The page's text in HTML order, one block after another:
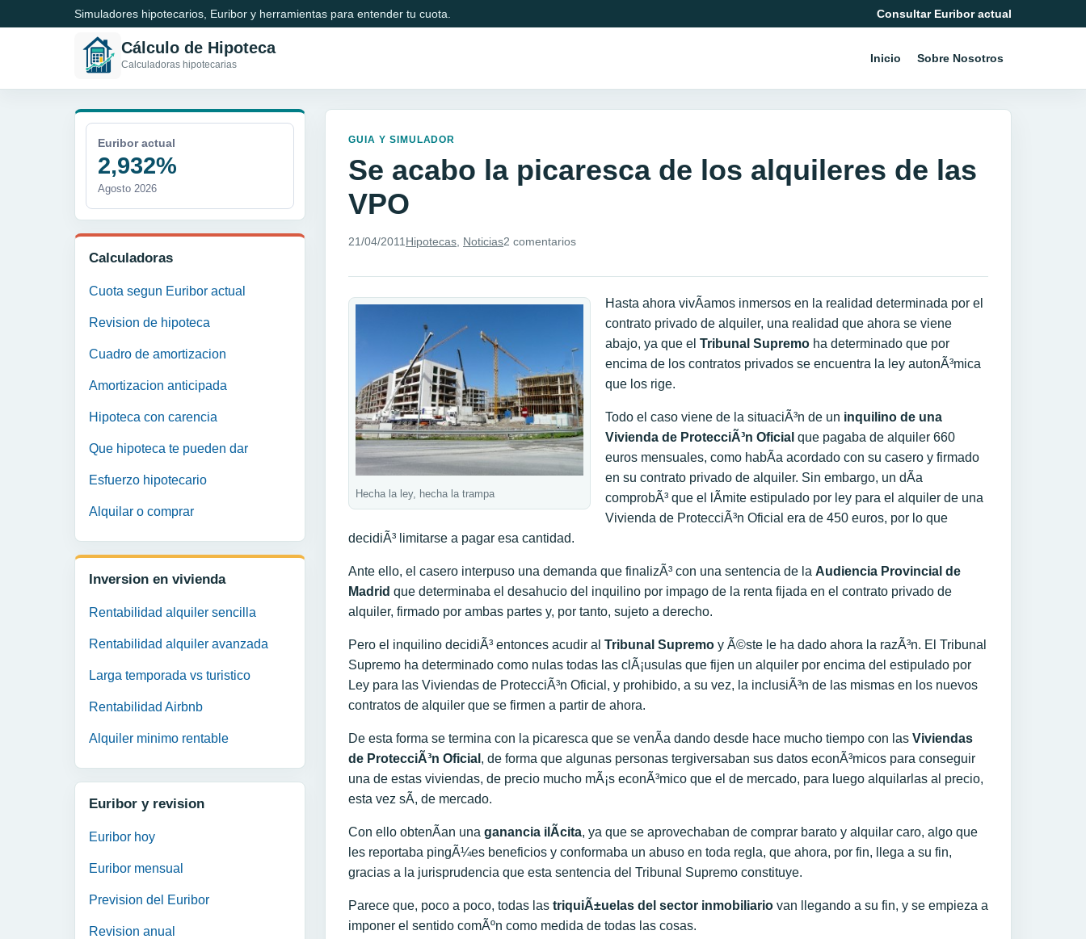
Simuladores hipotecarios, Euribor y herramientas para entender tu cuota. Consultar Euribor actual
Cálculo de Hipoteca
Calculadoras hipotecarias Inicio Sobre Nosotros
Euribor actual
2,932%
Agosto 2026
Calculadoras
Cuota segun Euribor actual
Revision de hipoteca
Cuadro de amortizacion
Amortizacion anticipada
Hipoteca con carencia
Que hipoteca te pueden dar
Esfuerzo hipotecario
Alquilar o comprar
Inversion en vivienda
Rentabilidad alquiler sencilla
Rentabilidad alquiler avanzada
Larga temporada vs turistico
Rentabilidad Airbnb
Alquiler minimo rentable
Euribor y revision
Euribor hoy
Euribor mensual
Prevision del Euribor
Revision anual
GUIA Y SIMULADOR
Se acabo la picaresca de los alquileres de las
VPO
21/04/2011 Hipotecas Noticias2 comentarios
Hecha la ley, hecha la trampa
Hasta ahora vivÃ­amos inmersos en la realidad determinada por el
contrato privado de alquiler, una realidad que ahora se viene
abajo, ya que el Tribunal Supremo ha determinado que por
encima de los contratos privados se encuentra la ley autonÃ³mica
que los rige.
Todo el caso viene de la situaciÃ³n de un inquilino de una
Vivienda de ProtecciÃ³n Oficial que pagaba de alquiler 660
euros mensuales, como habÃ­a acordado con su casero y firmado
en su contrato privado de alquiler. Sin embargo, un dÃ­a
comprobÃ³ que el lÃ­mite estipulado por ley para el alquiler de una
Vivienda de ProtecciÃ³n Oficial era de 450 euros, por lo que
decidiÃ³ limitarse a pagar esa cantidad.
Ante ello, el casero interpuso una demanda que finalizÃ³ con una sentencia de la Audiencia Provincial de
Madrid que determinaba el desahucio del inquilino por impago de la renta fijada en el contrato privado de
alquiler, firmado por ambas partes y, por tanto, sujeto a derecho.
Pero el inquilino decidiÃ³ entonces acudir al Tribunal Supremo y Ã©ste le ha dado ahora la razÃ³n. El Tribunal
Supremo ha determinado como nulas todas las clÃ¡usulas que fijen un alquiler por encima del estipulado por
Ley para las Viviendas de ProtecciÃ³n Oficial, y prohibido, a su vez, la inclusiÃ³n de las mismas en los nuevos
contratos de alquiler que se firmen a partir de ahora.
De esta forma se termina con la picaresca que se venÃ­a dando desde hace mucho tiempo con las Viviendas
de ProtecciÃ³n Oficial , de forma que algunas personas tergiversaban sus datos econÃ³micos para conseguir
una de estas viviendas, de precio mucho mÃ¡s econÃ³mico que el de mercado, para luego alquilarlas al precio,
esta vez sÃ­, de mercado.
Con ello obtenÃ­an una ganancia ilÃ­cita, ya que se aprovechaban de comprar barato y alquilar caro, algo que
les reportaba pingÃ¼es beneficios y conformaba un abuso en toda regla, que ahora, por fin, llega a su fin,
gracias a la jurisprudencia que esta sentencia del Tribunal Supremo constituye.
Parece que, poco a poco, todas las triquiÃ±uelas del sector inmobiliario van llegando a su fin, y se empieza a
imponer el sentido comÃºn como medida de todas las cosas.